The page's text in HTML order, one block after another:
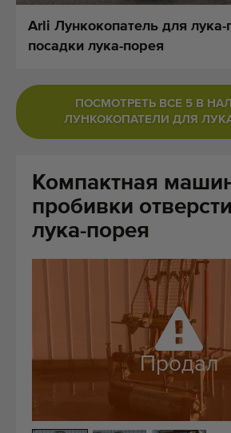
оповещения машина
Импортированные машины
машины
о нас
FAQ
Качественное оборудование
Обученный персонал
Arli Лункокопатель для лука-
посадки лука-порея
ПОСМОТРЕТЬ ВСЕ 5 В
ЛУНКОКОПАТЕЛИ ДЛЯ
Компактная
пробивки
лука-порея
Продал